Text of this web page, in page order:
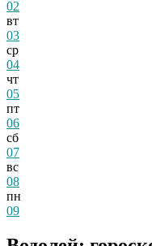
02
вт
03
ср
04
чт
05
пт
06
сб
07
вс
08
пн
09